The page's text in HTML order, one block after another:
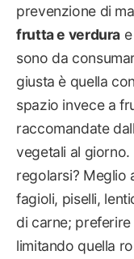
prevenzione di
frutta e verdura e
sono da
giusta è quella
spazio invece a
raccomandate
vegetali al giorno.
regolarsi? Meglio
fagioli, piselli,
di carne;
limitando quella